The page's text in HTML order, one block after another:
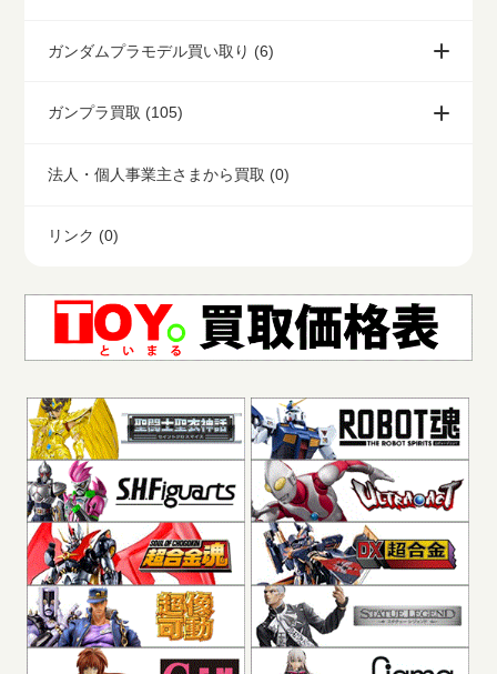
ガンダムプラモデル買い取り (6)
ガンプラ買取 (105)
法人・個人事業主さまから買取 (0)
リンク (0)